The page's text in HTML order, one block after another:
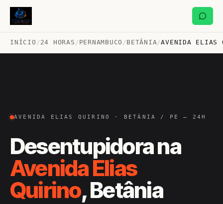
INÍCIO /24 HORAS /PERNAMBUCO /BETÂNIA/AVENIDA ELIAS
AVENIDA ELIAS QUIRINO · BETÂNIA / PE — 24H
Desentupidora na
Avenida Elias
Quirino, Betânia